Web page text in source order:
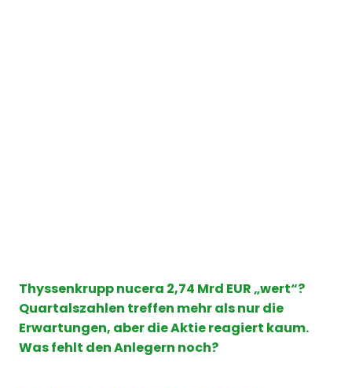
Thyssenkruppnucera 2,74 Mrd EUR „wert“?
Quartalszahlen treffen mehr als nur die
Erwartungen, aber die Aktie reagiert kaum.
Was fehlt den Anlegern noch?